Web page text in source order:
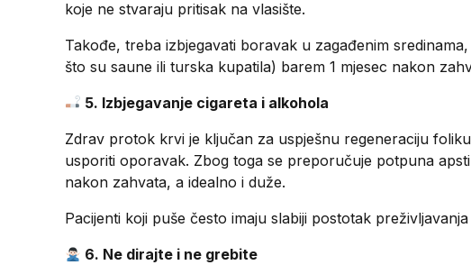
koje ne stvaraju pritisak na vlasište.
Takođe, treba izbjegavati boravak u zagađenim
što su saune ili turska kupatila) barem 1 mjesec nakon
5. Izbjegavanje cigareta i alkohola
Zdrav protok krvi je ključan za uspješnu regeneraciju
usporiti oporavak. Zbog toga se preporučuje potpuna
nakon zahvata, a idealno i duže.
Pacijenti koji puše često imaju slabiji postotak
6. Ne dirajte i ne grebite